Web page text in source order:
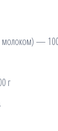
молоком) —
г